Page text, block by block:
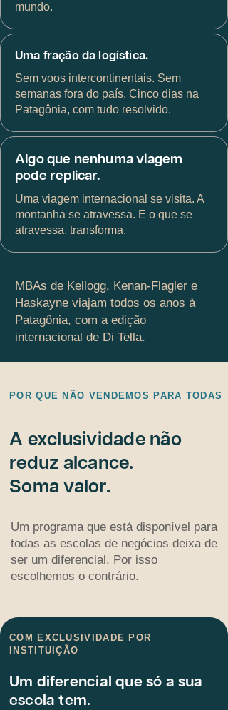
mundo.
Uma fração da logística.
Sem voos intercontinentais. Sem
semanas fora do país. Cinco dias na
Patagônia, com tudo resolvido.
Algo que nenhuma viagem
pode replicar.
Uma viagem internacional se visita. A
montanha se atravessa. E o que se
atravessa, transforma.
MBAs de Kellogg, Kenan-Flagler e
Haskayne viajam todos os anos à
Patagônia, com a edição
internacional de Di Tella.
POR QUE NÃO VENDEMOS PARA TODAS
A exclusividade não
reduz alcance.
Soma valor.
Um programa que está disponível para
todas as escolas de negócios deixa de
ser um diferencial. Por isso
escolhemos o contrário.
COM EXCLUSIVIDADE POR
INSTITUIÇÃO
Um diferencial que só a sua
escola tem.